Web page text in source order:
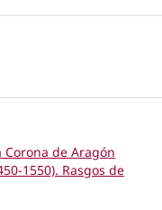
de Aragón
1550). Rasgos de